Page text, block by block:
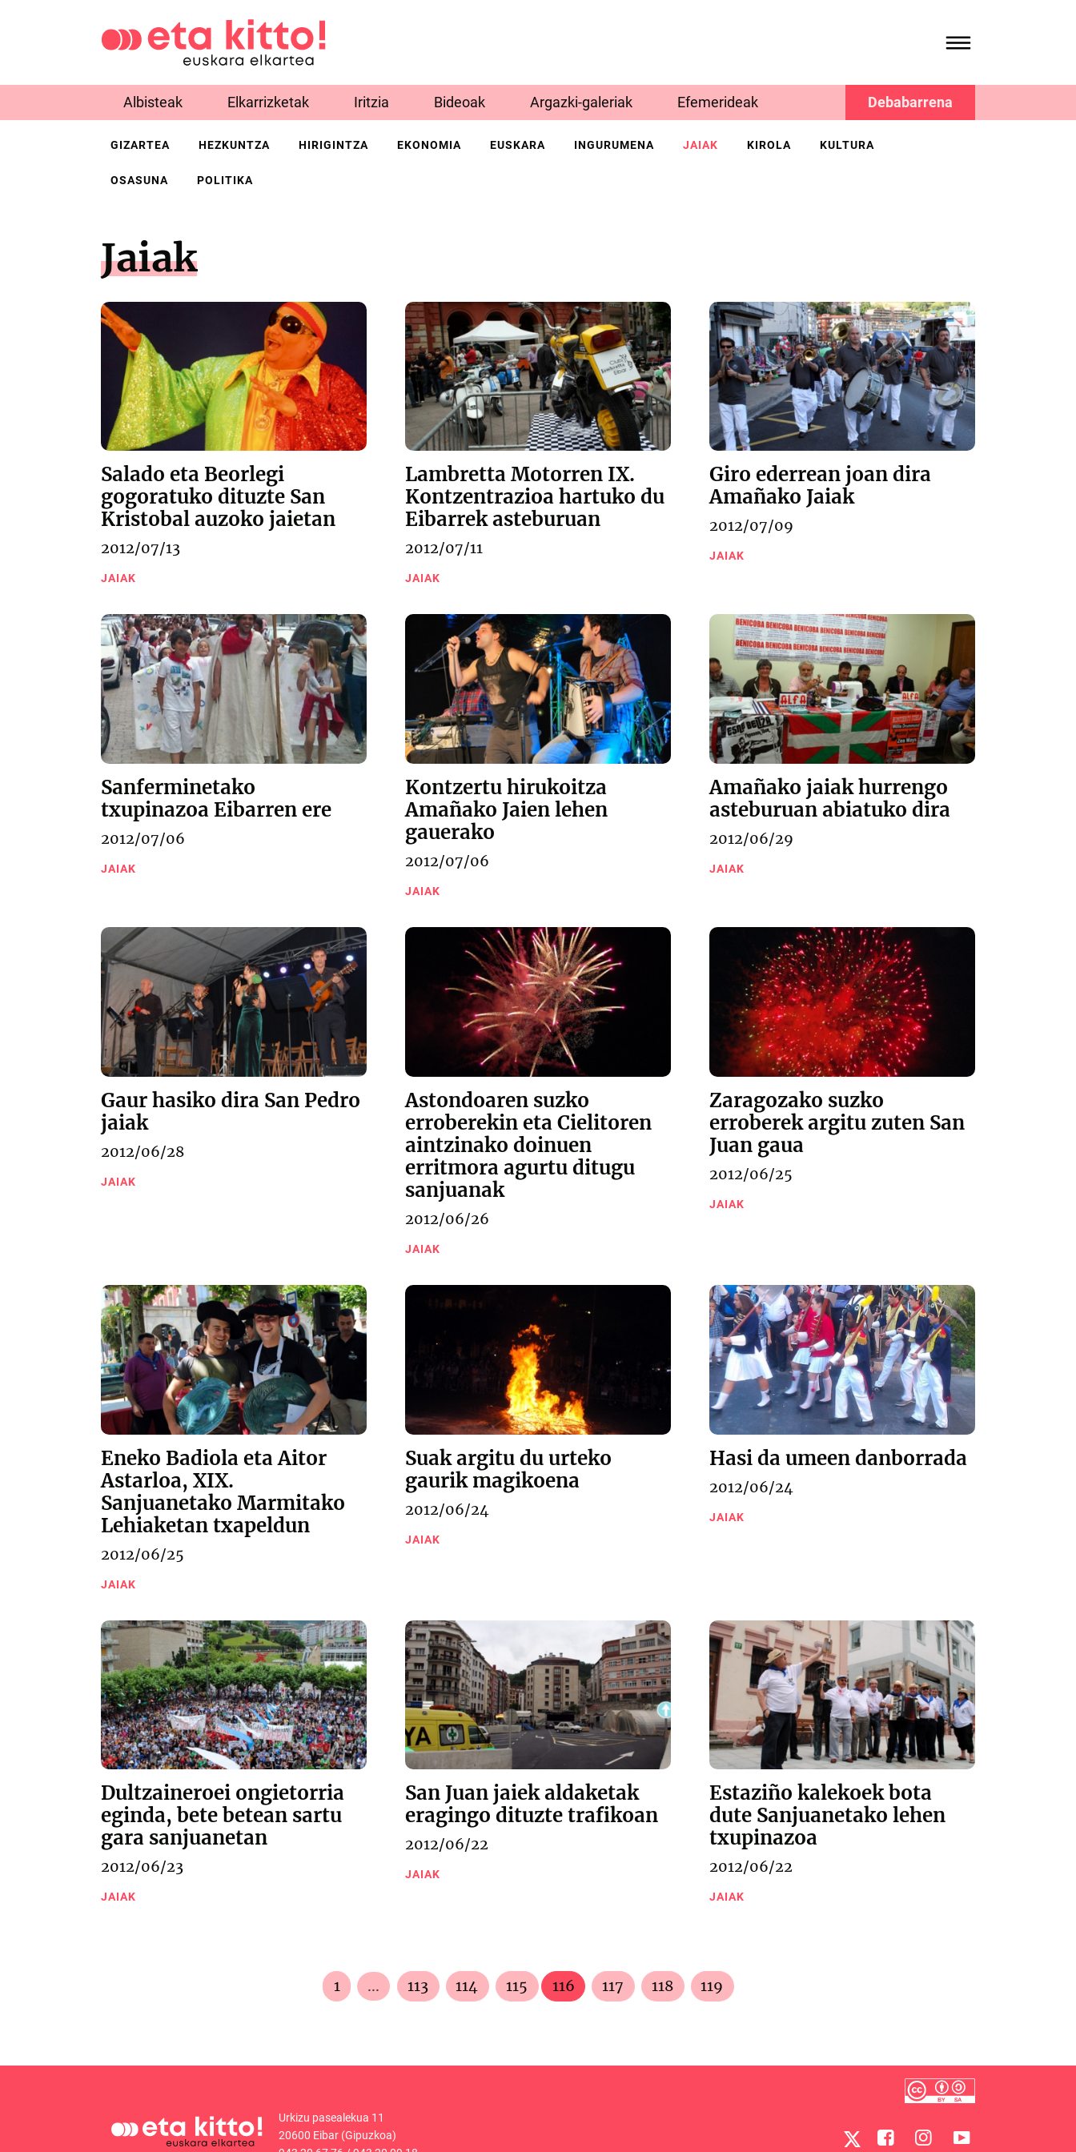
Albisteak Elkarrizketak Iritzia Bideoak Argazki-galeriak Efemerideak Debabarrena
GIZARTEA HEZKUNTZA HIRIGINTZA EKONOMIA EUSKARA INGURUMENA JAIAK KIROLA KULTURA
OSASUNA POLITIKA
Jaiak
Salado eta Beorlegi
gogoratuko dituzte San
Kristobal auzoko jaietan
2012/07/13
JAIAK
Lambretta Motorren IX.
Kontzentrazioa hartuko du
Eibarrek asteburuan
2012/07/11
JAIAK
Giro ederrean joan dira
Amañako Jaiak
2012/07/09
JAIAK
Sanferminetako
txupinazoa Eibarren ere
2012/07/06
JAIAK
Kontzertu hirukoitza
Amañako Jaien lehen
gauerako
2012/07/06
JAIAK
Amañako jaiak hurrengo
asteburuan abiatuko dira
2012/06/29
JAIAK
Gaur hasiko dira San Pedro
jaiak
2012/06/28
JAIAK
Astondoaren suzko
erroberekin eta Cielitoren
aintzinako doinuen
erritmora agurtu ditugu
sanjuanak
2012/06/26
JAIAK
Zaragozako suzko
erroberek argitu zuten San
Juan gaua
2012/06/25
JAIAK
Eneko Badiola eta Aitor
Astarloa, XIX.
Sanjuanetako Marmitako
Lehiaketan txapeldun
2012/06/25
JAIAK
Suak argitu du urteko
gaurik magikoena
2012/06/24
JAIAK
Hasi da umeen danborrada
2012/06/24
JAIAK
Dultzaineroei ongietorria
eginda, bete betean sartu
gara sanjuanetan
2012/06/23
JAIAK
San Juan jaiek aldaketak
eragingo dituzte trafikoan
2012/06/22
JAIAK
Estaziño kalekoek bota
dute Sanjuanetako lehen
txupinazoa
2012/06/22
JAIAK
1 ... 113 114 115 116 117 118 119
Urkizu pasealekua 11
20600 Eibar (Gipuzkoa)